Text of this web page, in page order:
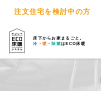
床下からお家まるごと。
冷 ・ 暖 ・ 除菌はECO床暖
注文住宅を検討中の方